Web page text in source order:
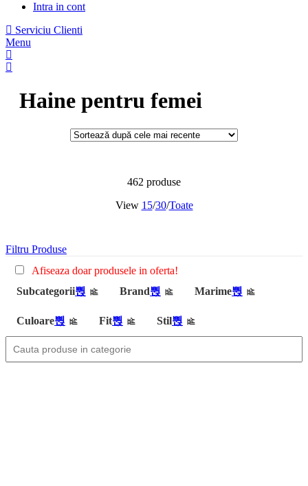
Intra in cont
Serviciu Clienti
Menu
Haine pentru femei
462 produse
View 15/30/Toate
Filtru Produse
Afiseaza doar produsele in oferta!
Subcategorii
Brand Marime
Culoare Fit Stil